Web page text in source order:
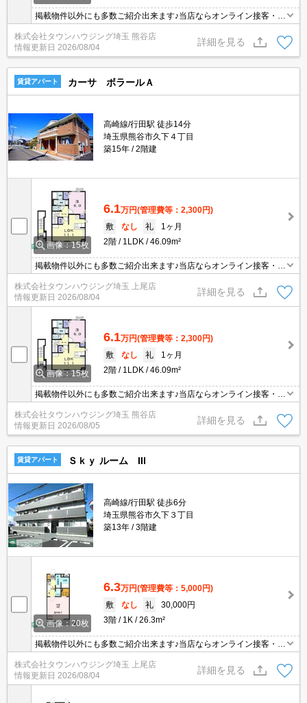
掲載物件以外にも多数ご紹介出来ます♪当店ならオンライン接客・内
見可能です！メールでのお問い合わせの際は、電話番号も記載頂き
ますとスムーズに御対応できます♪
株式会社タウンハウジング埼玉 熊谷店
情報更新日 2026/08/04
詳細を見る
賃貸アパート カーサ ボラールＡ
高崎線/行田駅 徒歩14分
埼玉県熊谷市久下４丁目
築15年
2階建
画像：15枚
6.1万円(管理費等：2,300円)
敷
なし 礼
1ヶ月
2階
1LDK 46.09m²
掲載物件以外にも多数ご紹介出来ます♪当店ならオンライン接客・内
見可能です！メールでのお問い合わせの際は、電話番号も記載頂き
ますとスムーズに御対応できます♪
株式会社タウンハウジング埼玉 上尾店
情報更新日 2026/08/04
詳細を見る
画像：15枚
6.1万円(管理費等：2,300円)
敷
なし 礼
1ヶ月
2階
1LDK 46.09m²
掲載物件以外にも多数ご紹介出来ます♪当店ならオンライン接客・内
見可能です！メールでのお問い合わせの際は、電話番号も記載頂き
ますとスムーズに御対応できます♪
株式会社タウンハウジング埼玉 熊谷店
情報更新日 2026/08/05
詳細を見る
賃貸アパート Ｓｋｙ ルーム III
高崎線/行田駅 徒歩6分
埼玉県熊谷市久下３丁目
築13年
3階建
画像：20枚
6.3万円(管理費等：5,000円)
敷
なし 礼
30,000円
3階
1K 26.3m²
掲載物件以外にも多数ご紹介出来ます♪当店ならオンライン接客・内
見可能です！メールでのお問い合わせの際は、電話番号も記載頂き
ますとスムーズに御対応できます♪
株式会社タウンハウジング埼玉 上尾店
情報更新日 2026/08/04
詳細を見る